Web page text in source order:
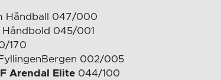
Håndball 047/000
Håndbold 045/001
170
002/005
Arendal Elite 044/100